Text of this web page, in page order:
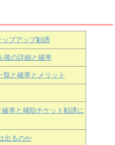
ップアップ勧誘
後の詳細と確率
覧と確率とメリット
率と補助チケット勧誘に
出るのか